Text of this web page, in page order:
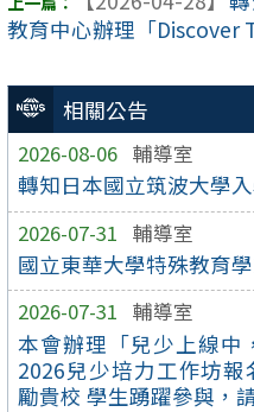
相關公告
2026-08-06 輔導室
轉知日本國立筑波大學
2026-07-31 輔導室
國立東華大學特殊教育
2026-07-31 輔導室
本會辦理「兒少上線中
2026兒少培力工作坊
勵貴校 學生踴躍參與，
教育中心辦理「Discover